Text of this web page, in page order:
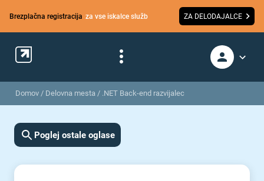
Brezplačna registracija za vse iskalce služb ZA DELODAJALCE
Domov / Delovna mesta / .NET Back-end razvijalec
Poglej ostale oglase